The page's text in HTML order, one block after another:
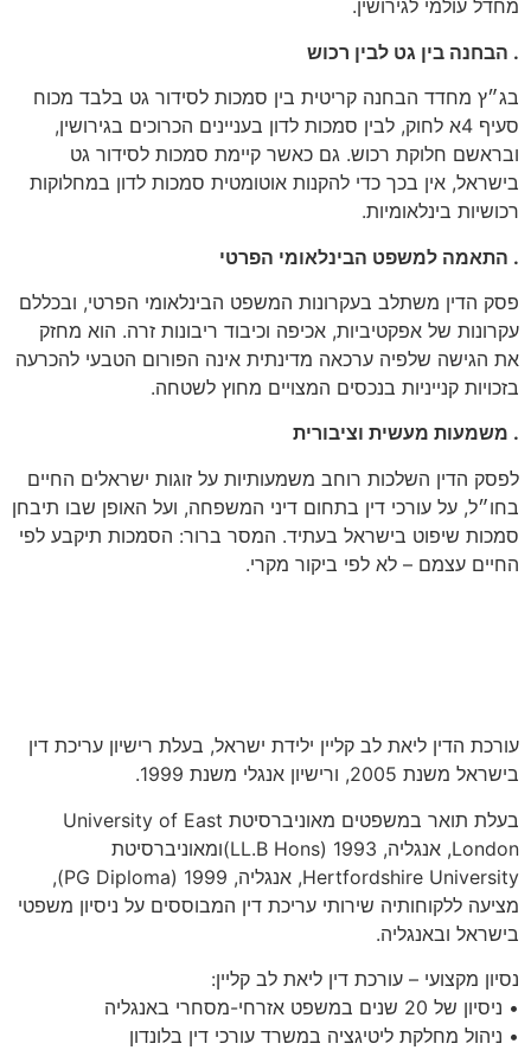
מחדל עולמי לגירושין.
. הבחנה בין גט לבין רכוש
בג״ץ מחדד הבחנה קריטית בין סמכות לסידור גט בלבד מכוח
סעיף 4א לחוק, לבין סמכות לדון בעניינים הכרוכים בגירושין,
ובראשם חלוקת רכוש. גם כאשר קיימת סמכות לסידור גט
בישראל, אין בכך כדי להקנות אוטומטית סמכות לדון במחלוקות
רכושיות בינלאומיות.
. התאמה למשפט הבינלאומי הפרטי
פסק הדין משתלב בעקרונות המשפט הבינלאומי הפרטי, ובכללם
עקרונות של אפקטיביות, אכיפה וכיבוד ריבונות זרה. הוא מחזק
את הגישה שלפיה ערכאה מדינתית אינה הפורום הטבעי להכרעה
בזכויות קנייניות בנכסים המצויים מחוץ לשטחה.
. משמעות מעשית וציבורית
לפסק הדין השלכות רוחב משמעותיות על זוגות ישראלים החיים
בחו״ל, על עורכי דין בתחום דיני המשפחה, ועל האופן שבו תיבחן
סמכות שיפוט בישראל בעתיד. המסר ברור: הסמכות תיקבע לפי
החיים עצמם – לא לפי ביקור מקרי.
עורכת הדין ליאת לב קליין ילידת ישראל, בעלת רישיון עריכת דין
בישראל משנת 2005, ורישיון אנגלי משנת 1999.
בעלת תואר במשפטים מאוניברסיטת University of East
London, אנגליה, 1993‏ (LL.B Hons)ומאוניברסיטת
Hertfordshire University, אנגליה, 1999‏ (PG Diploma),
מציעה ללקוחותיה שירותי עריכת דין המבוססים על ניסיון משפטי
בישראל ובאנגליה.
נסיון מקצועי – עורכת דין ליאת לב קליין:
• ניסיון של 20 שנים במשפט אזרחי-מסחרי באנגליה
• ניהול מחלקת ליטיגציה במשרד עורכי דין בלונדון